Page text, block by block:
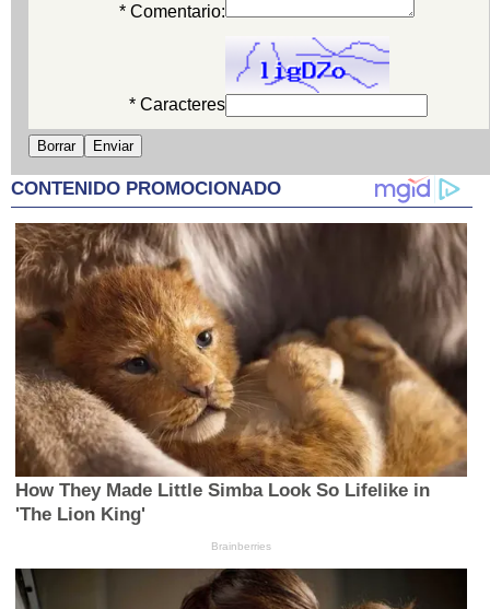
* Comentario:
* Caracteres